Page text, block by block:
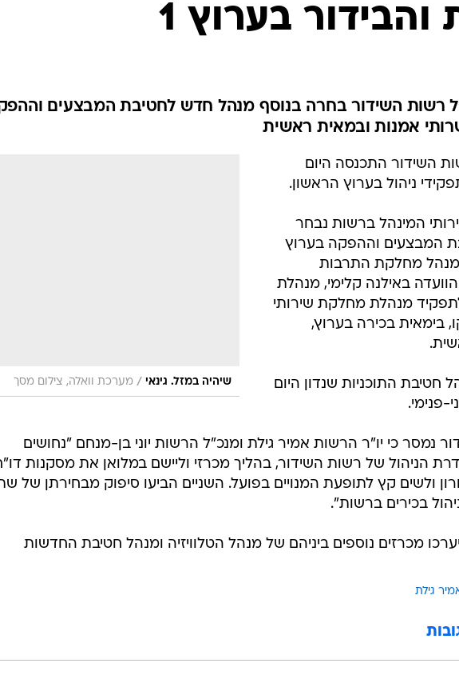
בערוץ 1
רשות השידור בחרה בנוסף מנהל חדש לחטיבת המבצעים
אמנות ובמאית ראשית
שיהיה במזל. גינאי / מערכת וואלה, צילום מסך
השידור התכנסה היום
ניהול בערוץ הראשון.
המינהל ברשות נבחר
המבצעים וההפקה בערוץ
למנהל מחלקת התרבות
באילנה קלימי, מנהלת
בערוץ 1 לתפקיד מנהלת מחלקת שירותי
בימאית בכירה בערוץ,
חטיבת התוכניות שנדון היום
פנימי.
נמסר כי יו"ר הרשות אמיר גילת ומנכ"ל הרשות יוני בן-מנחם "נחושים
הניהול של רשות השידור, בהליך מכרזי וליישם במלואן את מסקנות
ולשים קץ לתופעת המנויים בפועל. השניים הביעו סיפוק מבחירתן של
בכירים ברשות".
מכרזים נוספים ביניהם של מנהל הטלוויזיה ומנהל חטיבת החדשות
גילת